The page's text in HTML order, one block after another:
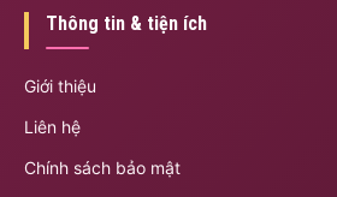
Thông tin & tiện ích
Giới thiệu
Liên hệ
Chính sách bảo mật